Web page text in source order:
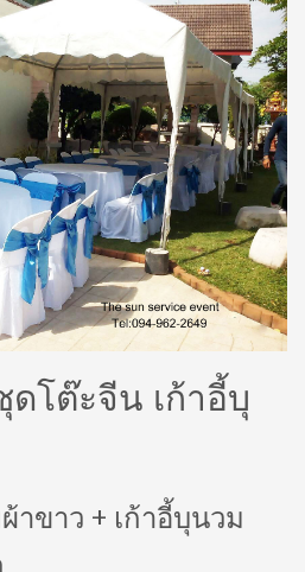
ดโต๊ะจีน เก้าอี้บุ
ขาว + เก้าอี้บุนวม